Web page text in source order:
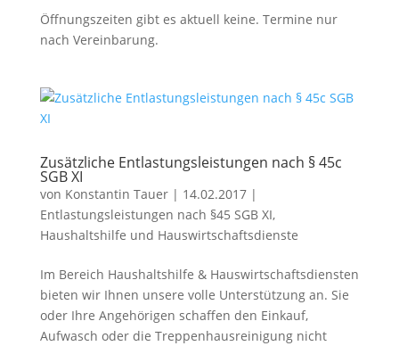
Öffnungszeiten gibt es aktuell keine. Termine nur
nach Vereinbarung.
Zusätzliche Entlastungsleistungen nach § 45c
SGB XI
von Konstantin Tauer| 14.02.2017|
Entlastungsleistungen nach §45 SGB XI,
Haushaltshilfe und Hauswirtschaftsdienste
Im Bereich Haushaltshilfe & Hauswirtschaftsdiensten
bieten wir Ihnen unsere volle Unterstützung an. Sie
oder Ihre Angehörigen schaffen den Einkauf,
Aufwasch oder die Treppenhausreinigung nicht